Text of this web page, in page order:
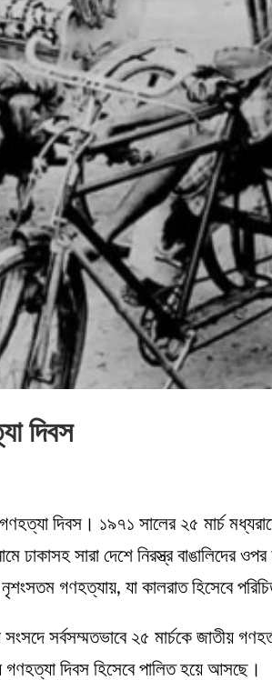
দিবস
দিবস। ১৯৭১ সালের ২৫ মার্চ মধ্যরাতে
ঢাকাসহ সারা দেশে নিরস্ত্র বাঙালিদের
গণহত্যায়, যা কালরাত হিসেবে
সর্বসম্মতভাবে ২৫ মার্চকে জাতীয়
গণহত্যা দিবস হিসেবে পালিত হয়ে আসছে।